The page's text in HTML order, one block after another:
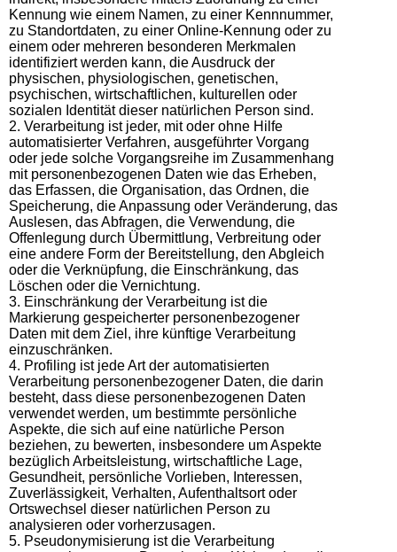
Kennung wie einem Namen, zu einer Kennnummer,
zu Standortdaten, zu einer Online-Kennung oder zu
einem oder mehreren besonderen Merkmalen
identifiziert werden kann, die Ausdruck der
physischen, physiologischen, genetischen,
psychischen, wirtschaftlichen, kulturellen oder
sozialen Identität dieser natürlichen Person sind.
2. Verarbeitung ist jeder, mit oder ohne Hilfe
automatisierter Verfahren, ausgeführter Vorgang
oder jede solche Vorgangsreihe im Zusammenhang
mit personenbezogenen Daten wie das Erheben,
das Erfassen, die Organisation, das Ordnen, die
Speicherung, die Anpassung oder Veränderung, das
Auslesen, das Abfragen, die Verwendung, die
Offenlegung durch Übermittlung, Verbreitung oder
eine andere Form der Bereitstellung, den Abgleich
oder die Verknüpfung, die Einschränkung, das
Löschen oder die Vernichtung.
3. Einschränkung der Verarbeitung ist die
Markierung gespeicherter personenbezogener
Daten mit dem Ziel, ihre künftige Verarbeitung
einzuschränken.
4. Profiling ist jede Art der automatisierten
Verarbeitung personenbezogener Daten, die darin
besteht, dass diese personenbezogenen Daten
verwendet werden, um bestimmte persönliche
Aspekte, die sich auf eine natürliche Person
beziehen, zu bewerten, insbesondere um Aspekte
bezüglich Arbeitsleistung, wirtschaftliche Lage,
Gesundheit, persönliche Vorlieben, Interessen,
Zuverlässigkeit, Verhalten, Aufenthaltsort oder
Ortswechsel dieser natürlichen Person zu
analysieren oder vorherzusagen.
5. Pseudonymisierung ist die Verarbeitung